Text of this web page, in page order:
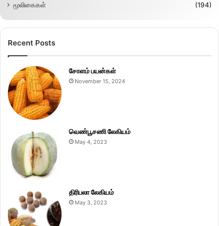
மூலிகைகள் (194)
Recent Posts
சோளம் பயன்கள்
November 15, 2024
வெண்பூசணி லேகியம்
May 4, 2023
திரிபலா லேகியம்
May 3, 2023